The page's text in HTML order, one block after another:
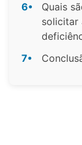
6•
Quais
solicitar
7•